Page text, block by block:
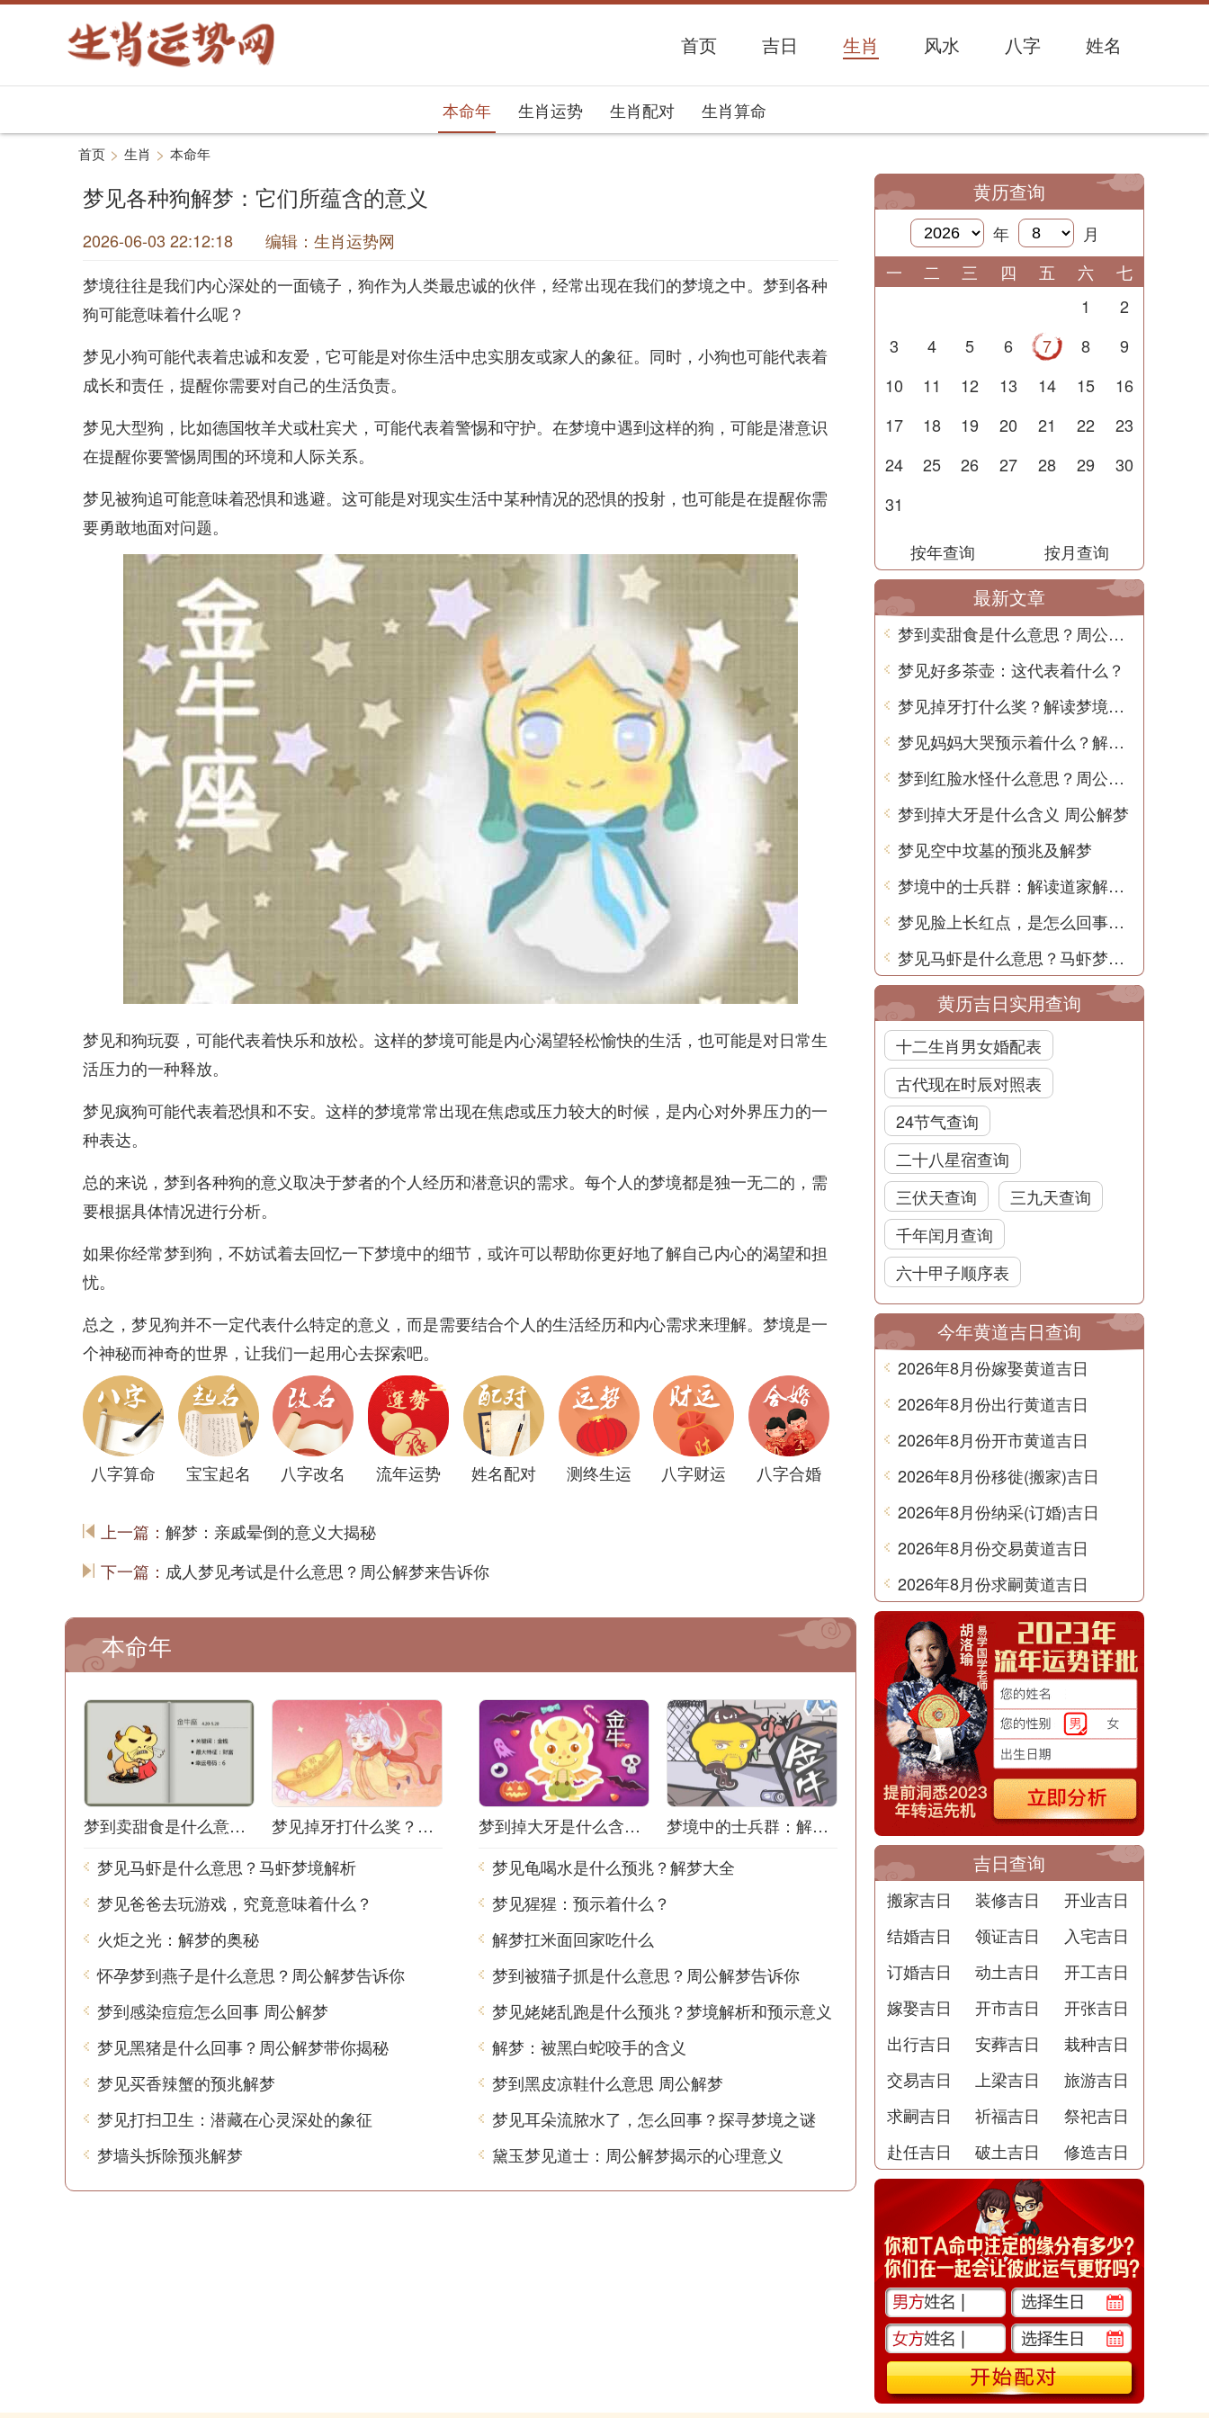
首页 吉日 生肖 风水 八字 姓名
本命年 生肖运势 生肖配对 生肖算命
首页 > 生肖 > 本命年
梦见各种狗解梦：它们所蕴含的意义
2026-06-03 22:12:18 编辑：生肖运势网
梦境往往是我们内心深处的一面镜子，狗作为人类最忠诚的伙伴，经常出现在我们的梦境之中。梦到各种
狗可能意味着什么呢？
梦见小狗可能代表着忠诚和友爱，它可能是对你生活中忠实朋友或家人的象征。同时，小狗也可能代表着
成长和责任，提醒你需要对自己的生活负责。
梦见大型狗，比如德国牧羊犬或杜宾犬，可能代表着警惕和守护。在梦境中遇到这样的狗，可能是潜意识
在提醒你要警惕周围的环境和人际关系。
梦见被狗追可能意味着恐惧和逃避。这可能是对现实生活中某种情况的恐惧的投射，也可能是在提醒你需
要勇敢地面对问题。
梦见和狗玩耍，可能代表着快乐和放松。这样的梦境可能是内心渴望轻松愉快的生活，也可能是对日常生
活压力的一种释放。
梦见疯狗可能代表着恐惧和不安。这样的梦境常常出现在焦虑或压力较大的时候，是内心对外界压力的一
种表达。
总的来说，梦到各种狗的意义取决于梦者的个人经历和潜意识的需求。每个人的梦境都是独一无二的，需
要根据具体情况进行分析。
如果你经常梦到狗，不妨试着去回忆一下梦境中的细节，或许可以帮助你更好地了解自己内心的渴望和担
忧。
总之，梦见狗并不一定代表什么特定的意义，而是需要结合个人的生活经历和内心需求来理解。梦境是一
个神秘而神奇的世界，让我们一起用心去探索吧。
八字算命 宝宝起名 八字改名 流年运势 姓名配对 测终生运 八字财运 八字合婚
上一篇： 解梦：亲戚晕倒的意义大揭秘
下一篇： 成人梦见考试是什么意思？周公解梦来告诉你
本命年
梦到卖甜食是什么意思？周公解梦告诉你
梦见掉牙打什么奖？解读梦境背后的含义
梦见马虾是什么意思？马虾梦境解析
梦见爸爸去玩游戏，究竟意味着什么？
火炬之光：解梦的奥秘
怀孕梦到燕子是什么意思？周公解梦告诉你
梦到感染痘痘怎么回事 周公解梦
梦见黑猪是什么回事？周公解梦带你揭秘
梦见买香辣蟹的预兆解梦
梦见打扫卫生：潜藏在心灵深处的象征
梦墙头拆除预兆解梦
梦到掉大牙是什么含义 周公解梦
梦境中的士兵群：解读道家解梦中的隐含含义
梦见龟喝水是什么预兆？解梦大全
梦见猩猩：预示着什么？
解梦扛米面回家吃什么
梦到被猫子抓是什么意思？周公解梦告诉你
梦见姥姥乱跑是什么预兆？梦境解析和预示意义
解梦：被黑白蛇咬手的含义
梦到黑皮凉鞋什么意思 周公解梦
梦见耳朵流脓水了，怎么回事？探寻梦境之谜
黛玉梦见道士：周公解梦揭示的心理意义
黄历查询
年
月
一
二 三 四 五 六
七
1
2
3
4 5 6 7 8
9
10
11 12 13 14 15
16
17
18 19 20 21 22
23
24
25 26 27 28 29
30
31
按年查询 按月查询
最新文章
梦到卖甜食是什么意思？周公解梦告诉你
梦见好多茶壶：这代表着什么？
梦见掉牙打什么奖？解读梦境背后的含义
梦见妈妈大哭预示着什么？解梦大全
梦到红脸水怪什么意思？周公解梦用中文解读
梦到掉大牙是什么含义 周公解梦
梦见空中坟墓的预兆及解梦
梦境中的士兵群：解读道家解梦中的隐含含义
梦见脸上长红点，是怎么回事？解梦告诉你
梦见马虾是什么意思？马虾梦境解析
黄历吉日实用查询
十二生肖男女婚配表
古代现在时辰对照表
24节气查询
二十八星宿查询
三伏天查询
三九天查询
千年闰月查询
六十甲子顺序表
今年黄道吉日查询
2026年8月份嫁娶黄道吉日
2026年8月份出行黄道吉日
2026年8月份开市黄道吉日
2026年8月份移徙(搬家)吉日
2026年8月份纳采(订婚)吉日
2026年8月份交易黄道吉日
2026年8月份求嗣黄道吉日
吉日查询
搬家吉日 装修吉日
开业吉日
结婚吉日
领证吉日
入宅吉日
订婚吉日
动土吉日
开工吉日
嫁娶吉日
开市吉日
开张吉日
出行吉日
安葬吉日
栽种吉日
交易吉日
上梁吉日
旅游吉日
求嗣吉日
祈福吉日
祭祀吉日
赴任吉日
破土吉日 修造吉日